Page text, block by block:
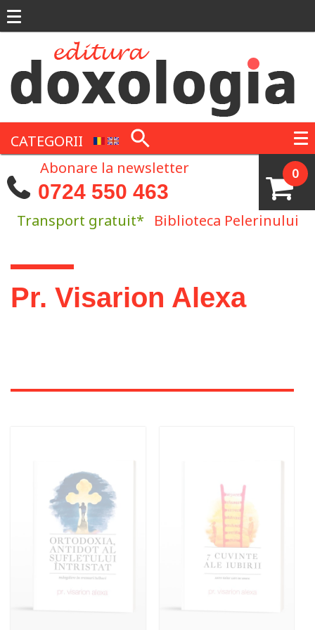
CATEGORII
0
Abonare la newsletter
0724 550 463
Transport gratuit* Biblioteca Pelerinului
Eşti aici
Pr. Visarion Alexa